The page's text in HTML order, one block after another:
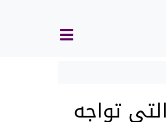
الأقسام
تواجه